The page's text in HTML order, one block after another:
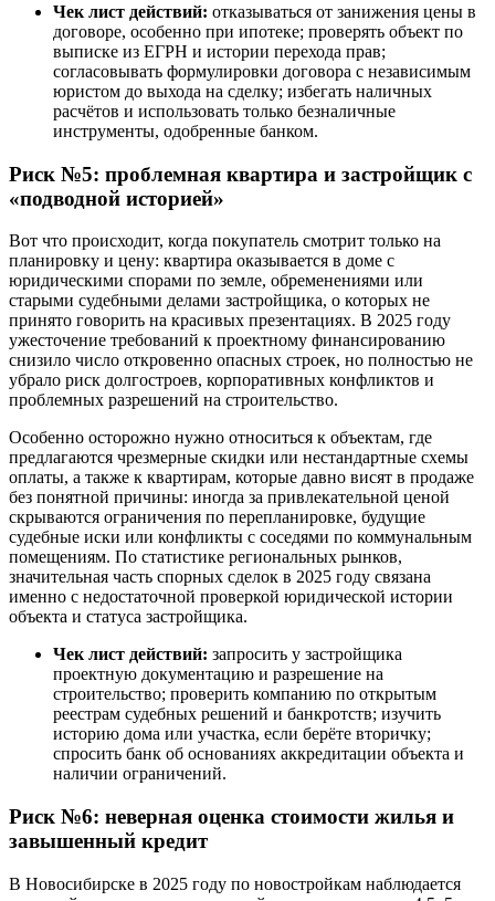
Чек лист действий: отказываться от занижения цены в
договоре, особенно при ипотеке; проверять объект по
выписке из ЕГРН и истории перехода прав;
согласовывать формулировки договора с независимым
юристом до выхода на сделку; избегать наличных
расчётов и использовать только безналичные
инструменты, одобренные банком.
Риск №5: проблемная квартира и застройщик с
«подводной историей»
Вот что происходит, когда покупатель смотрит только на
планировку и цену: квартира оказывается в доме с
юридическими спорами по земле, обременениями или
старыми судебными делами застройщика, о которых не
принято говорить на красивых презентациях. В 2025 году
ужесточение требований к проектному финансированию
снизило число откровенно опасных строек, но полностью не
убрало риск долгостроев, корпоративных конфликтов и
проблемных разрешений на строительство.
Особенно осторожно нужно относиться к объектам, где
предлагаются чрезмерные скидки или нестандартные схемы
оплаты, а также к квартирам, которые давно висят в продаже
без понятной причины: иногда за привлекательной ценой
скрываются ограничения по перепланировке, будущие
судебные иски или конфликты с соседями по коммунальным
помещениям. По статистике региональных рынков,
значительная часть спорных сделок в 2025 году связана
именно с недостаточной проверкой юридической истории
объекта и статуса застройщика.
Чек лист действий: запросить у застройщика
проектную документацию и разрешение на
строительство; проверить компанию по открытым
реестрам судебных решений и банкротств; изучить
историю дома или участка, если берёте вторичку;
спросить банк об основаниях аккредитации объекта и
наличии ограничений.
Риск №6: неверная оценка стоимости жилья и
завышенный кредит
В Новосибирске в 2025 году по новостройкам наблюдается